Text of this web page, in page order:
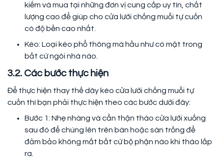
kiếm và mua tại những đơn vị cung cấp uy tín, chất
lượng cao để giúp cho cửa lưới chống muỗi tự cuốn
có độ bền cao nhất.
Kéo: Loại kéo phổ thông mà hầu như có mặt trong
bất cứ ngôi nhà nào.
3.2. Các bước thực hiện
Để thực hiện thay thế dây kéo cửa lưới chống muỗi tự
cuốn thì bạn phải thực hiện theo các bước dưới đây:
Bước 1: Nhẹ nhàng và cẩn thận tháo cửa lưới xuống
sau đó để chúng lên trên bàn hoặc sàn trống để
đảm bảo không mất bất cứ bộ phận nào khi tháo lắp
ra.